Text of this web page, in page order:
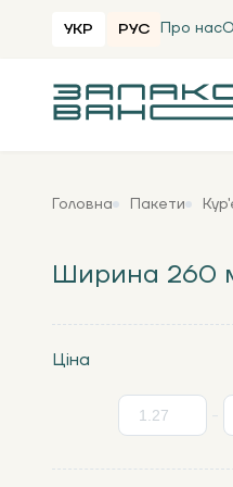
УКР РУС Про нас
Головна Пакети
Ширина 260
Ціна
-